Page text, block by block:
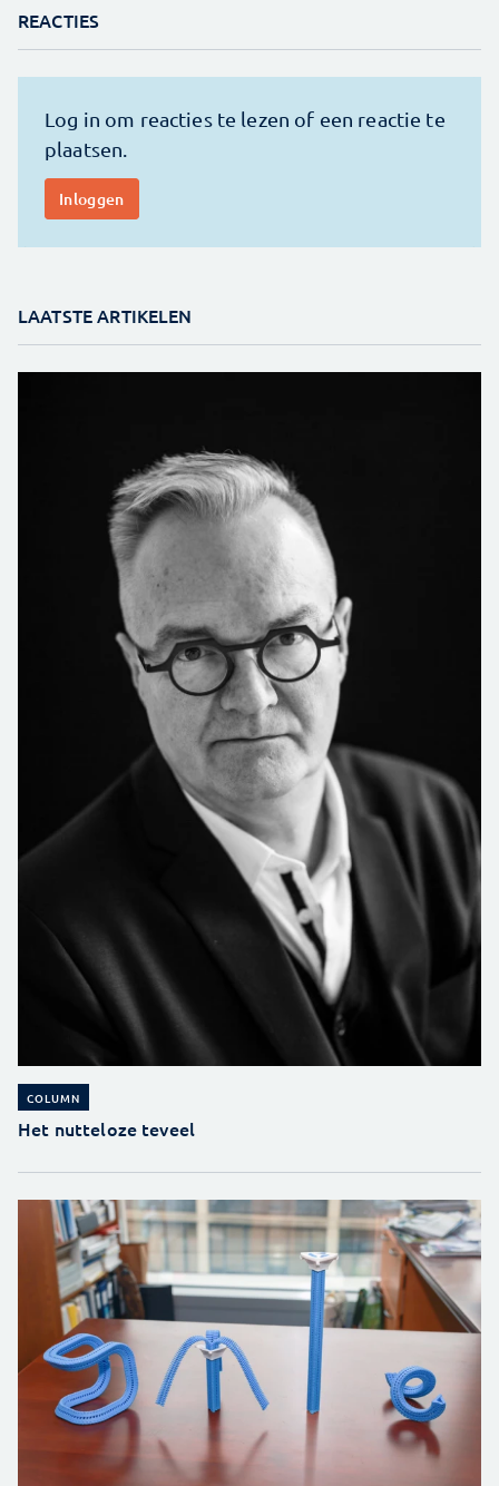
REACTIES
LAATSTE ARTIKELEN
COLUMN
Het nutteloze teveel